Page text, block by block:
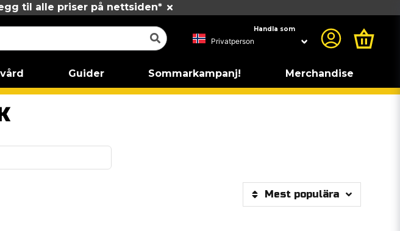
til alle priser på nettsiden*
Handla som
Guider Sommarkampanj! Merchandise
Mest populära